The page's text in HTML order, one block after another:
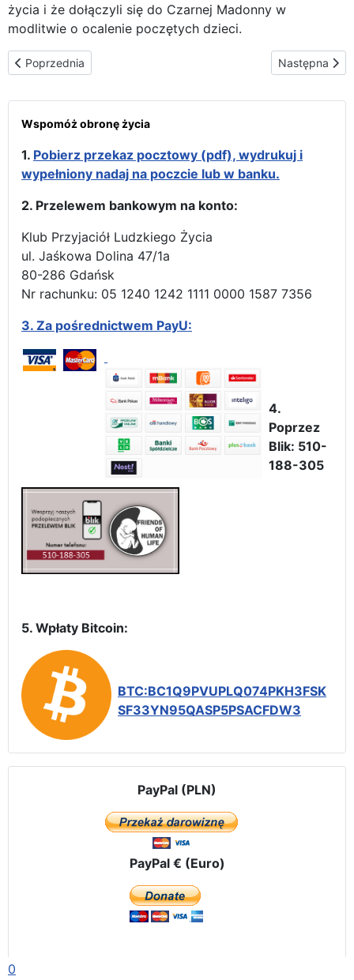
życia i że dołączyli się do Czarnej Madonny w
modlitwie o ocalenie poczętych dzieci.
0
Poprzednia strona: Rozpoczęcie wizyty w Chicago – parafia św.
Poprzednia Następna
Następna
Wspomóż obronę życia
1. Pobierz przekaz pocztowy (pdf), wydrukuj i
wypełniony nadaj na poczcie lub w banku.
2. Przelewem bankowym na konto:
Klub Przyjaciół Ludzkiego Życia
ul. Jaśkowa Dolina 47/1a
80-286 Gdańsk
Nr rachunku: 05 1240 1242 1111 0000 1587 7356
3. Za pośrednictwem PayU:
4.
Poprzez
Blik: 510-
188-305
5. Wpłaty Bitcoin:
BTC:BC1Q9PVUPLQ074PKH3FSK
SF33YN95QASP5PSACFDW3
PayPal (PLN)
PayPal € (Euro)